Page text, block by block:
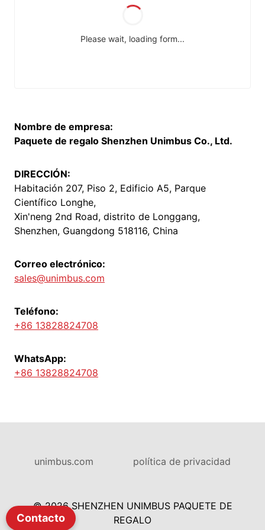
Nombre de empresa:
Paquete de regalo Shenzhen Unimbus Co., Ltd.
DIRECCIÓN:
Habitación 207, Piso 2, Edificio A5, Parque
Científico Longhe,
Xin'neng 2nd Road, distrito de Longgang,
Shenzhen, Guangdong 518116, China
Correo electrónico:
sales@unimbus.com
Teléfono:
+86 13828824708
WhatsApp:
+86 13828824708
unimbus.com política de privacidad
© 2026 SHENZHEN UNIMBUS PAQUETE DE
REGALO
Contacto